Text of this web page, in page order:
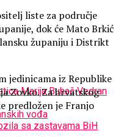
Marija Buhač Vedran
vođa
sa zastavama BiH
liste za područje
dok će Mato Brkić
županiju i Distrikt
jedinicama iz Republike
Zovko. Za hrvatskog
predložen je Franjo